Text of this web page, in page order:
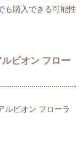
も購入できる可能性
ビオン フロー
ルビオン フローラ